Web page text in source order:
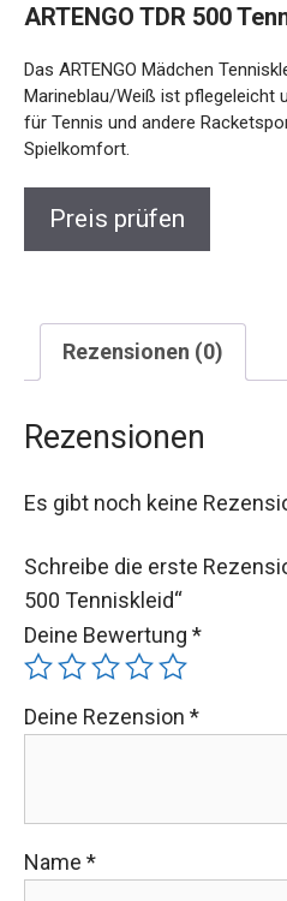
ARTENGO TDR 500
Das ARTENGO Mädchen
Marineblau/Weiß ist pflegeleicht
für Tennis und andere
Spielkomfort.
Preis prüfen
Rezensionen (0)
Rezensionen
Es gibt noch keine
Schreibe die erste
500 Tenniskleid“
Deine Bewertung *
Deine Rezension *
Name *